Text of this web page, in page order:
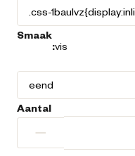
Smaak
:vis
Aantal
−